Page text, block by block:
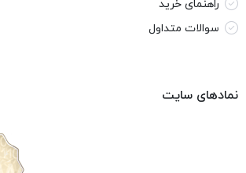
راهنمای خرید
سوالات متداول
نمادهای سایت